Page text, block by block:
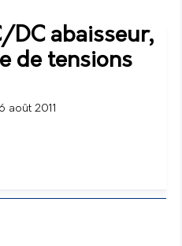
DC abaisseur,
de tensions
6 août 2011